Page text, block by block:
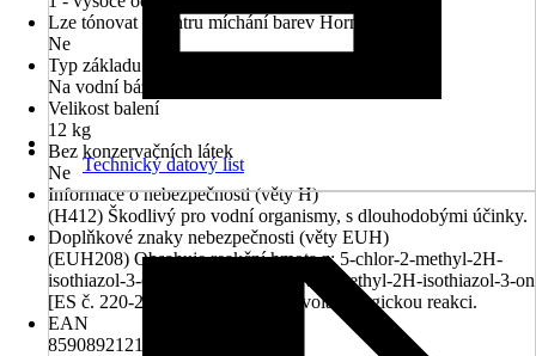
Lze tónovat v centru míchání barev Hornbach
Ne
Typ základu
Na vodní bázi
Velikost balení
12 kg
Bez konzervačních látek
Ne
Informace o nebezpečnosti (věty H)
(H412) Škodlivý pro vodní organismy, s dlouhodobými účinky.
Doplňkové znaky nebezpečnosti (věty EUH)
(EUH208) Obsahuje reakční hmota z: 5-chlor-2-methyl-2H-
isothiazol-3-on [ES č. 247-500-7] a 2-methyl-2H-isothiazol-3-on
[ES č. 220-239-6] (3:1). Může vyvolat alergickou reakci.
EAN
8590892121300
Technický datový list